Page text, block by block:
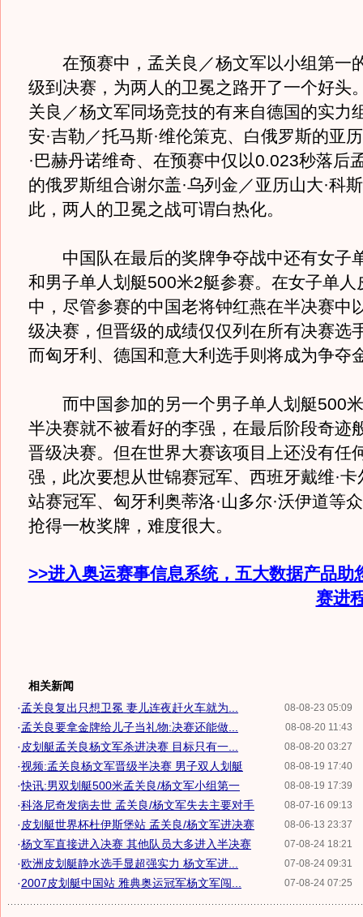
在预赛中，孟关良／杨文军以小组第一
级到决赛，为两人的卫冕之路开了一个好头
关良／杨文军同场竞技的有来自德国的实力
安·吉勒／托马斯·维伦策克、白俄罗斯的亚
·巴赫丹诺维奇、在预赛中仅以0.023秒落后
的俄罗斯组合谢尔盖·乌列金／亚历山大·科
此，两人的卫冕之战可谓白热化。
中国队在最后的奖牌争夺战中还有女子
和男子单人划艇500米2艇参赛。在女子单人
中，尽管参赛的中国老将钟红燕在半决赛中
级决赛，但晋级的成绩仅仅列在所有决赛选
而匈牙利、德国和意大利选手则将成为争夺
而中国参加的另一个男子单人划艇500米
半决赛就不被看好的李强，在最后阶段奇迹
晋级决赛。但在世界大赛该项目上还没有任
强，此次要想从世锦赛冠军、西班牙戴维·
站赛冠军、匈牙利奥蒂洛·山多尔·沃伊道等
抢得一枚奖牌，难度很大。
>>进入奥运赛事信息系统，五大数据产品助
赛进
相关新闻
08-08-23 05:09
·孟关良复出只想卫冕 妻儿连夜赶火车就为...
08-08-20 11:43
·孟关良要拿金牌给儿子当礼物:决赛还能做...
08-08-20 03:27
· 皮划艇孟关良杨文军杀进决赛 目标只有一...
08-08-19 17:40
·视频:孟关良杨文军晋级半决赛 男子双人划艇
08-08-19 17:39
·快讯:男双划艇500米孟关良/杨文军小组第一
08-07-16 09:13
·科洛尼奇发病去世 孟关良/杨文军失去主要对手
08-06-13 23:37
· 皮划艇世界杯杜伊斯堡站 孟关良/杨文军进决赛
07-08-24 18:21
·杨文军直接进入决赛 其他队员大多进入半决赛
07-08-24 09:31
·欧洲皮划艇静水选手显超强实力 杨文军进...
07-08-24 07:25
·2007皮划艇中国站 雅典奥运冠军杨文军闯...